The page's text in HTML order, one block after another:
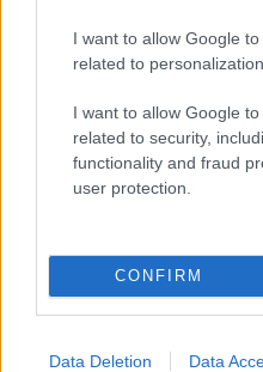
I want to allow Google
related to personalization.
I want to allow Google
related to security,
functionality and fraud
user protection.
CONFIRM
Data Deletion Data